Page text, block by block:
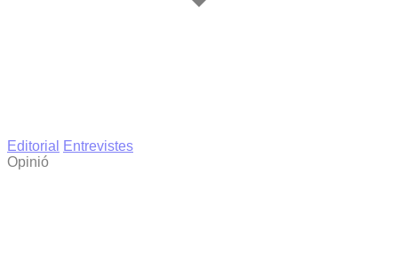
Editorial
Entrevistes
Opinió